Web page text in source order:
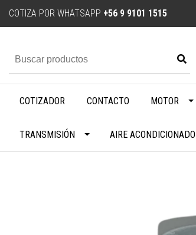
COTIZA POR WHATSAPP +56 9 9101 1515
COTIZADOR CONTACTO MOTOR
TRANSMISIÓN AIRE ACONDICIONADO